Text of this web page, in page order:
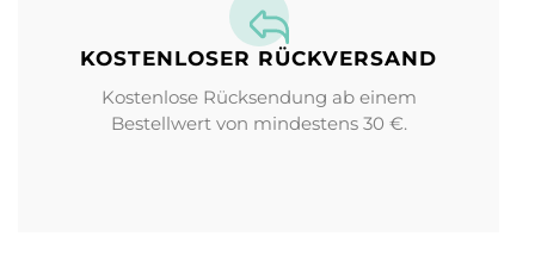
KOSTENLOSER RÜCKVERSAND
Kostenlose Rücksendung ab einem
Bestellwert von mindestens 30 €.